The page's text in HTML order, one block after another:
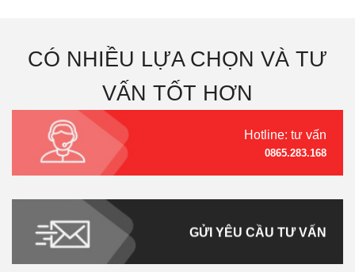
CÓ NHIỀU LỰA CHỌN VÀ TƯ
VẤN TỐT HƠN
Hotline: tư vấn
0865.283.168
GỬI YÊU CẦU TƯ VẤN